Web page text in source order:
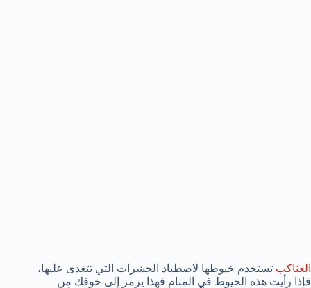
العناكب تستخدم خيوطها لاصطياد الحشرات التي تتغذى عليها،
فإذا رأيت هذه الخيوط في المنام فهذا يرمز إلى خوفك من